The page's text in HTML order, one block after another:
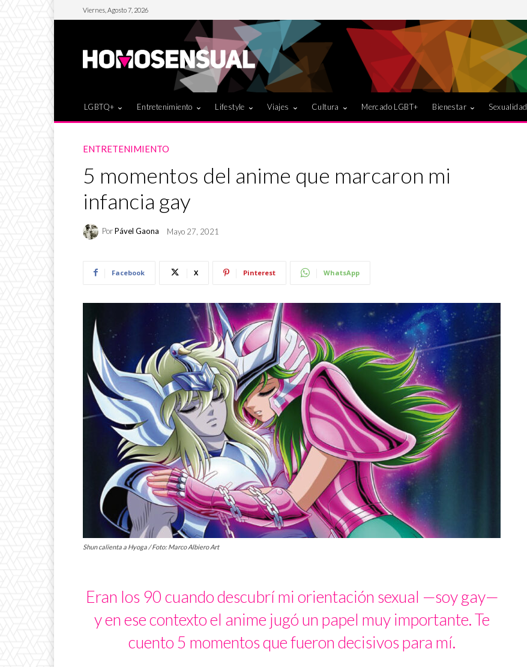
Viernes, Agosto 7, 2026
LGBTQ+ Entretenimiento Lifestyle Viajes Cultura Mercado LGBT+ Bienestar Sexualidad
ENTRETENIMIENTO
5 momentos del anime que marcaron mi
infancia gay
PorPável Gaona Mayo 27, 2021
Facebook X Pinterest WhatsApp
Shun calienta a Hyoga / Foto: Marco Albiero Art
Eran los 90 cuando descubrí mi orientación sexual —soy gay—
y en ese contexto el anime jugó un papel muy importante. Te
cuento 5 momentos que fueron decisivos para mí.